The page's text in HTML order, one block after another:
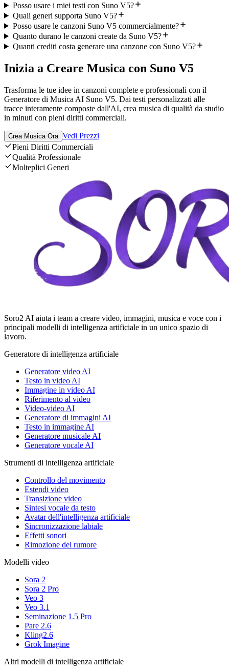
Posso usare i miei testi con Suno V5?
Quali generi supporta Suno V5?
Posso usare le canzoni Suno V5 commercialmente?
Quanto durano le canzoni create da Suno V5?
Quanti crediti costa generare una canzone con Suno V5?
Inizia a Creare Musica con Suno V5
Trasforma le tue idee in canzoni complete e professionali con il
Generatore di Musica AI Suno V5. Dai testi personalizzati alle
tracce interamente composte dall'AI, crea musica di qualità da studio
in minuti con pieni diritti commerciali.
Crea Musica Ora Vedi Prezzi
Pieni Diritti Commerciali
Qualità Professionale
Molteplici Generi
Soro2 AI aiuta i team a creare video, immagini, musica e voce con i
principali modelli di intelligenza artificiale in un unico spazio di
lavoro.
Generatore di intelligenza artificiale
Generatore video AI
Testo in video AI
Immagine in video AI
Riferimento al video
Video-video AI
Generatore di immagini AI
Testo in immagine AI
Generatore musicale AI
Generatore vocale AI
Strumenti di intelligenza artificiale
Controllo del movimento
Estendi video
Transizione video
Sintesi vocale da testo
Avatar dell'intelligenza artificiale
Sincronizzazione labiale
Effetti sonori
Rimozione del rumore
Modelli video
Sora 2
Sora 2 Pro
Veo 3
Veo 3.1
Seminazione 1.5 Pro
Pare 2.6
Kling2.6
Grok Imagine
Altri modelli di intelligenza artificiale